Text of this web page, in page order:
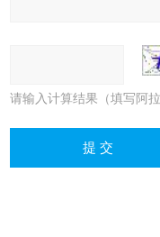
请输入计算结果（填写阿